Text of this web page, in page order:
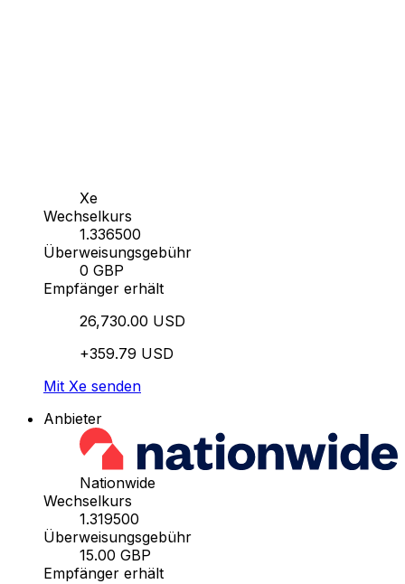
Xe
Wechselkurs
1.336500
Überweisungsgebühr
0 GBP
Empfänger erhält
26,730.00 USD
+359.79 USD
Mit Xe senden
Anbieter
Nationwide
Wechselkurs
1.319500
Überweisungsgebühr
15.00 GBP
Empfänger erhält